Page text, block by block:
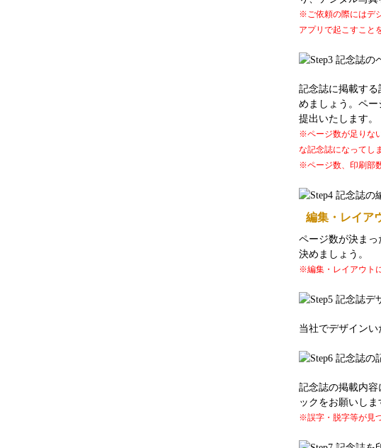
※ご依頼の際にはデ
アプリで起こすこと
記念誌に掲載す
めましょう。ペ
提出いたします。
※ページ数が足りな
な記念誌になってし
※ページ数、印刷部
編集・レイア
ページ数が決ま
決めましょう。
※編集・レイアウト
当社でデザインい
記念誌の掲載内容
ックをお願いしま
※誤字・脱字等が見